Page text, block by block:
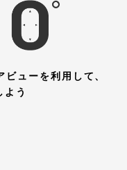
ューを利用して、
よう